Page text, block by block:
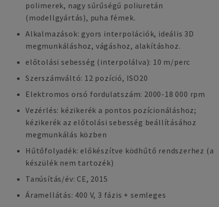
polimerek, nagy sűrűségű poliuretán
(modellgyártás), puha fémek.
Alkalmazások: gyors interpolációk, ideális 3D
megmunkáláshoz, vágáshoz, alakításhoz.
előtolási sebesség (interpolálva): 10 m/perc
Szerszámváltó: 12 pozíció, ISO20
Elektromos orsó fordulatszám: 2000-18 000 rpm
Vezérlés: kézikerék a pontos pozícionáláshoz;
kézikerék az előtolási sebesség beállításához
megmunkálás közben
Hűtőfolyadék: előkészítve ködhűtő rendszerhez (a
készülék nem tartozék)
Tanúsítás/év: CE, 2015
Áramellátás: 400 V, 3 fázis + semleges